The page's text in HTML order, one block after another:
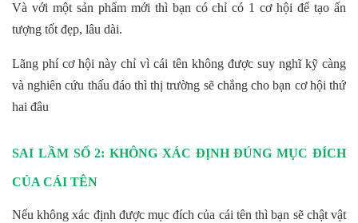
Và với một sản phẩm mới thì bạn có chỉ có 1 cơ hội để tạo ấn
tượng tốt đẹp, lâu dài.
Lãng phí cơ hội này chỉ vì cái tên không được suy nghĩ kỹ càng
và nghiên cứu thấu đáo thì thị trường sẽ chẳng cho bạn cơ hội thứ
hai đâu
SAI LẦM SỐ 2: KHÔNG XÁC ĐỊNH ĐÚNG MỤC ĐÍCH
CỦA CÁI TÊN
Nếu không xác định được mục đích của cái tên thì bạn sẽ chật vật